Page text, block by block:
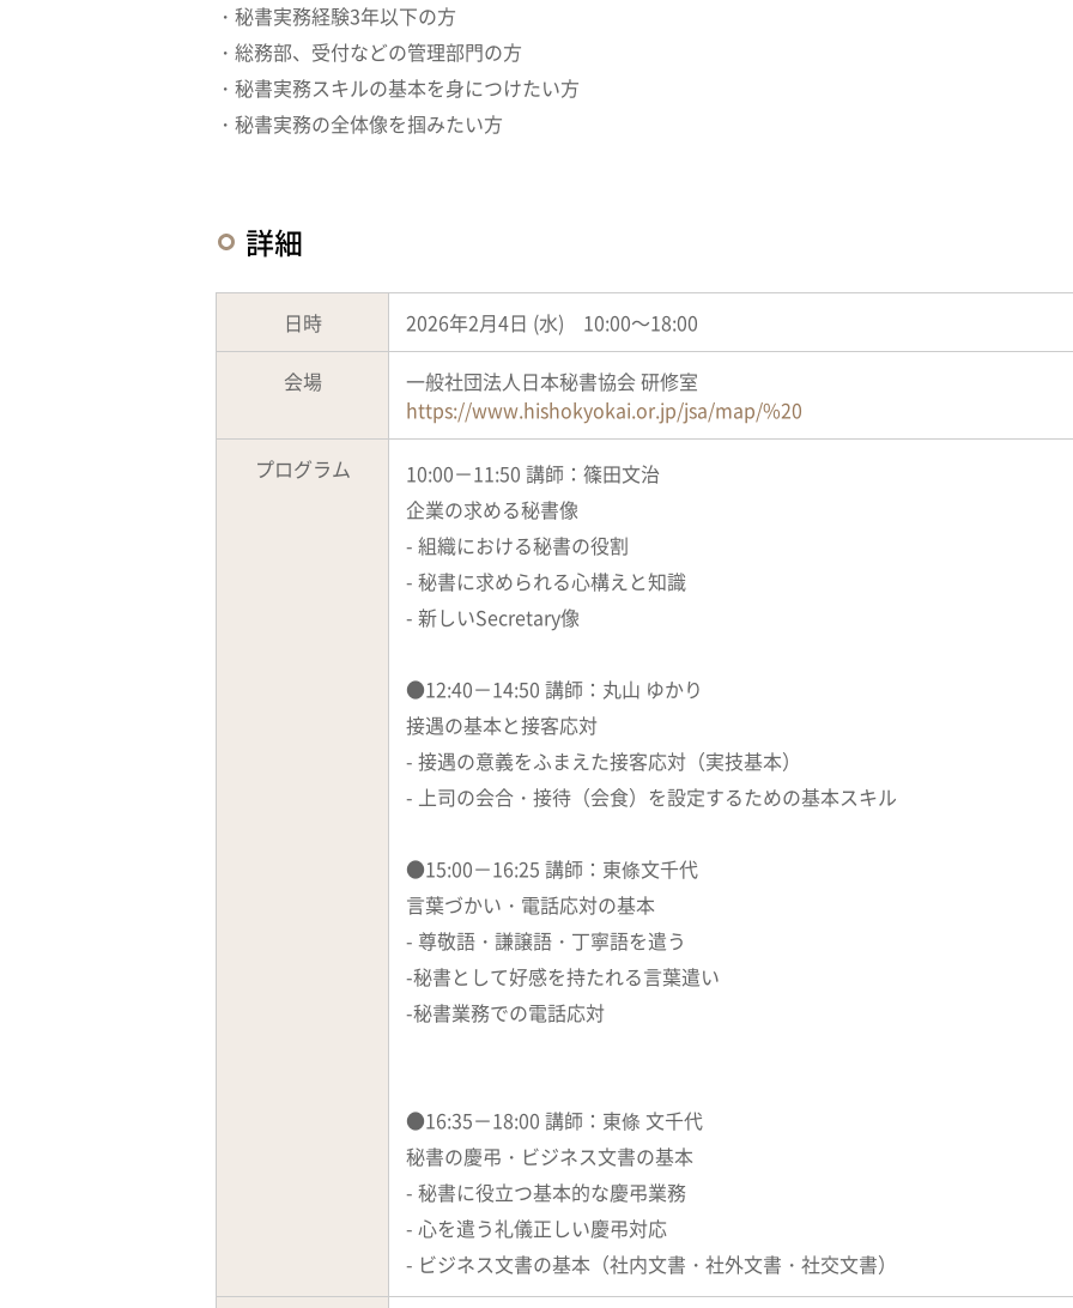
・秘書実務経験3年以下の方
・総務部、受付などの管理部門の方
・秘書実務スキルの基本を身につけたい方
・秘書実務の全体像を掴みたい方
詳細
日時 2026年2月4日 (水) 10:00～18:00
会場
一般社団法人日本秘書協会 研修室
https://www.hishokyokai.or.jp/jsa/map/%20
プログラム
10:00－11:50 講師：篠田文治
企業の求める秘書像
- 組織における秘書の役割
- 秘書に求められる心構えと知識
- 新しいSecretary像
●12:40－14:50 講師：丸山 ゆかり
接遇の基本と接客応対
- 接遇の意義をふまえた接客応対（実技基本）
- 上司の会合・接待（会食）を設定するための基本スキル
●15:00－16:25 講師：東條文千代
言葉づかい・電話応対の基本
- 尊敬語・謙譲語・丁寧語を遣う
-秘書として好感を持たれる言葉遣い
-秘書業務での電話応対
●16:35－18:00 講師：東條 文千代
秘書の慶弔・ビジネス文書の基本
- 秘書に役立つ基本的な慶弔業務
- 心を遣う礼儀正しい慶弔対応
- ビジネス文書の基本（社内文書・社外文書・社交文書）